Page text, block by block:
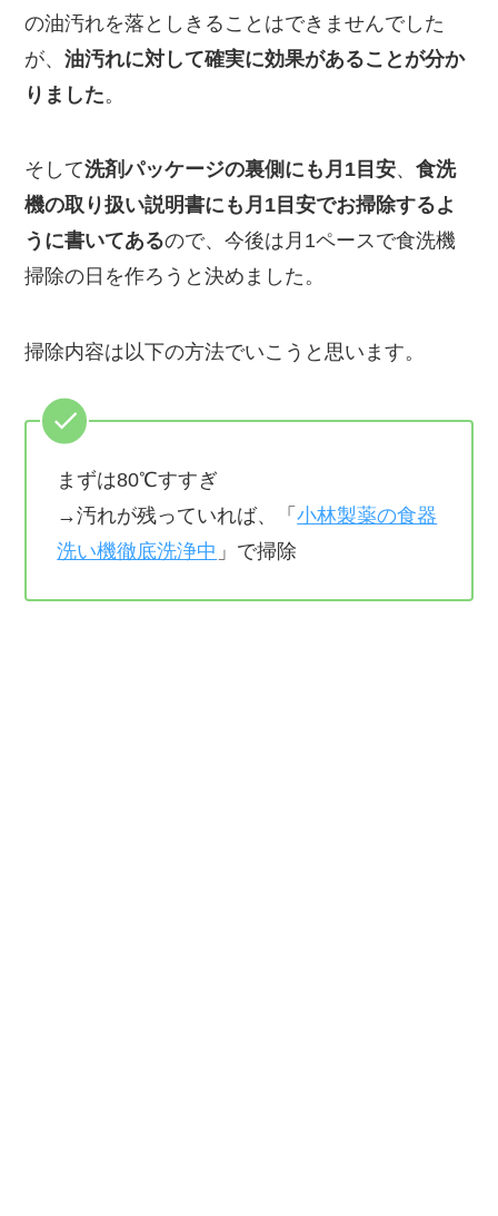
の油汚れを落としきることはできませんでした
が、油汚れに対して確実に効果があることが分か
りました。
そして洗剤パッケージの裏側にも月1目安、食洗
機の取り扱い説明書にも月1目安でお掃除するよ
うに書いてあるので、今後は 月1ペースで食洗機
掃除の日を作ろうと決めました。
掃除内容は以下の方法でいこうと思います。
まずは80℃すすぎ
→汚れが残っていれば、「小林製薬の食器
洗い機徹底洗浄中 」で掃除